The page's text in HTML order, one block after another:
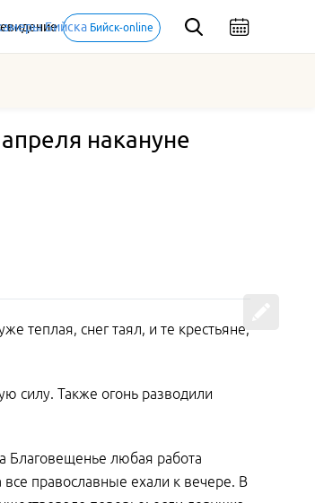
Бийск-online
накануне
теплая, снег таял, и те крестьяне,
силу. Также огонь разводили
Благовещенье любая работа
все православные ехали к вечере. В